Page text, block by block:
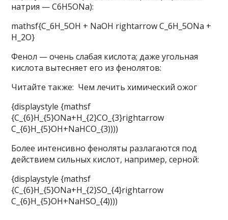
натрия — C6H5ONa):
mathsf{C_6H_5OH + NaOH rightarrow C_6H_5ONa +
H_2O}
Фенол — очень слабая кислота; даже угольная
кислота вытесняет его из фенолятов:
Читайте также: Чем лечить химический ожог
{displaystyle {mathsf
{C_{6}H_{5}ONa+H_{2}CO_{3}rightarrow
C_{6}H_{5}OH+NaHCO_{3))))
Более интенсивно феноляты разлагаются под
действием сильных кислот, например, серной:
{displaystyle {mathsf
{C_{6}H_{5}ONa+H_{2}SO_{4}rightarrow
C_{6}H_{5}OH+NaHSO_{4))))